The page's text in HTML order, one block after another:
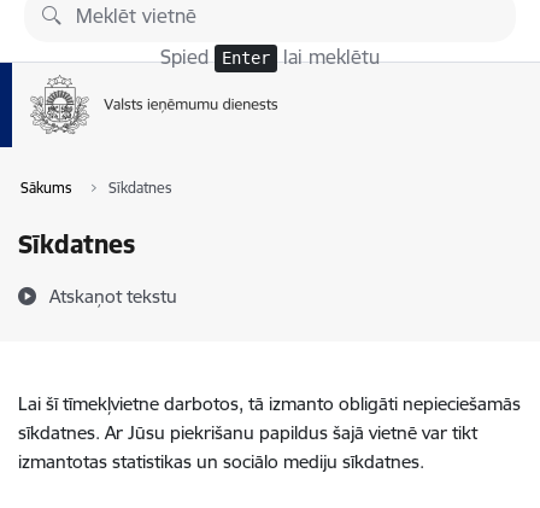
Pāriet uz lapas saturu
Spied Enter lai meklētu
Sākums Sīkdatnes
Sīkdatnes
Atskaņot tekstu
Lai šī tīmekļvietne darbotos, tā izmanto obligāti nepieciešamās
sīkdatnes. Ar Jūsu piekrišanu papildus šajā vietnē var tikt
izmantotas statistikas un sociālo mediju sīkdatnes.